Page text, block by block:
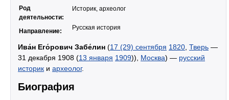
Род
деятельности:
Историк, археолог
Направление: Русская история
Ива́н Его́рович Забе́лин (17 (29) сентября 1820 Тверь —
31 декабря 1908 (13 января 1909)), Москва) — русский
историк и археолог.
Биография